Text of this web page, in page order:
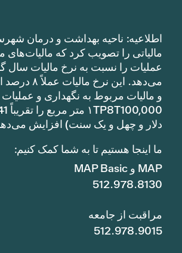
اطلاعیه: ناحیه بهداشت و درمان
مالیاتی را تصویب کرد که مالیات‌های
عملیات را نسبت به نرخ مالیات سال
می‌دهد. این
و مالیات مربوط به نگهداری و عملیات
دلار و چهل و یک سنت) افزایش
ما اینجا هستیم تا به شما کمک کنیم:
MAP و MAP Basic
512.978.8130
مراقبت از جامعه
512.978.9015